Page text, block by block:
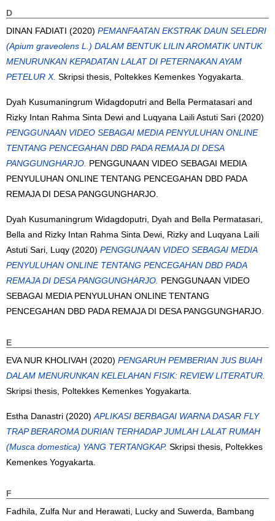
D
DINAN FADIATI (2020) PEMANFAATAN EKSTRAK DAUN SELEDRI
(Apium graveolens L.) DALAM BENTUK LILIN AROMATIK UNTUK
MENURUNKAN KEPADATAN LALAT DI PETERNAKAN AYAM
PETELUR X. Skripsi thesis, Poltekkes Kemenkes Yogyakarta.
Dyah Kusumaningrum Widagdoputri and Bella Permatasari and
Rizky Intan Rahma Sinta Dewi and Luqyana Laili Astuti Sari (2020)
PENGGUNAAN VIDEO SEBAGAI MEDIA PENYULUHAN ONLINE
TENTANG PENCEGAHAN DBD PADA REMAJA DI DESA
PANGGUNGHARJO. PENGGUNAAN VIDEO SEBAGAI MEDIA
PENYULUHAN ONLINE TENTANG PENCEGAHAN DBD PADA
REMAJA DI DESA PANGGUNGHARJO.
Dyah Kusumaningrum Widagdoputri, Dyah and Bella Permatasari,
Bella and Rizky Intan Rahma Sinta Dewi, Rizky and Luqyana Laili
Astuti Sari, Luqy (2020) PENGGUNAAN VIDEO SEBAGAI MEDIA
PENYULUHAN ONLINE TENTANG PENCEGAHAN DBD PADA
REMAJA DI DESA PANGGUNGHARJO. PENGGUNAAN VIDEO
SEBAGAI MEDIA PENYULUHAN ONLINE TENTANG
PENCEGAHAN DBD PADA REMAJA DI DESA PANGGUNGHARJO.
E
EVA NUR KHOLIVAH (2020) PENGARUH PEMBERIAN JUS BUAH
DALAM MENURUNKAN KELELAHAN FISIK: REVIEW LITERATUR.
Skripsi thesis, Poltekkes Kemenkes Yogyakarta.
Estha Danastri (2020)APLIKASI BERBAGAI WARNA DASAR FLY
TRAP BERAROMA DURIAN TERHADAP JUMLAH LALAT RUMAH
(Musca domestica) YANG TERTANGKAP. Skripsi thesis, Poltekkes
Kemenkes Yogyakarta.
F
Fadhila, Zulfa Nur and Herawati, Lucky and Suwerda, Bambang